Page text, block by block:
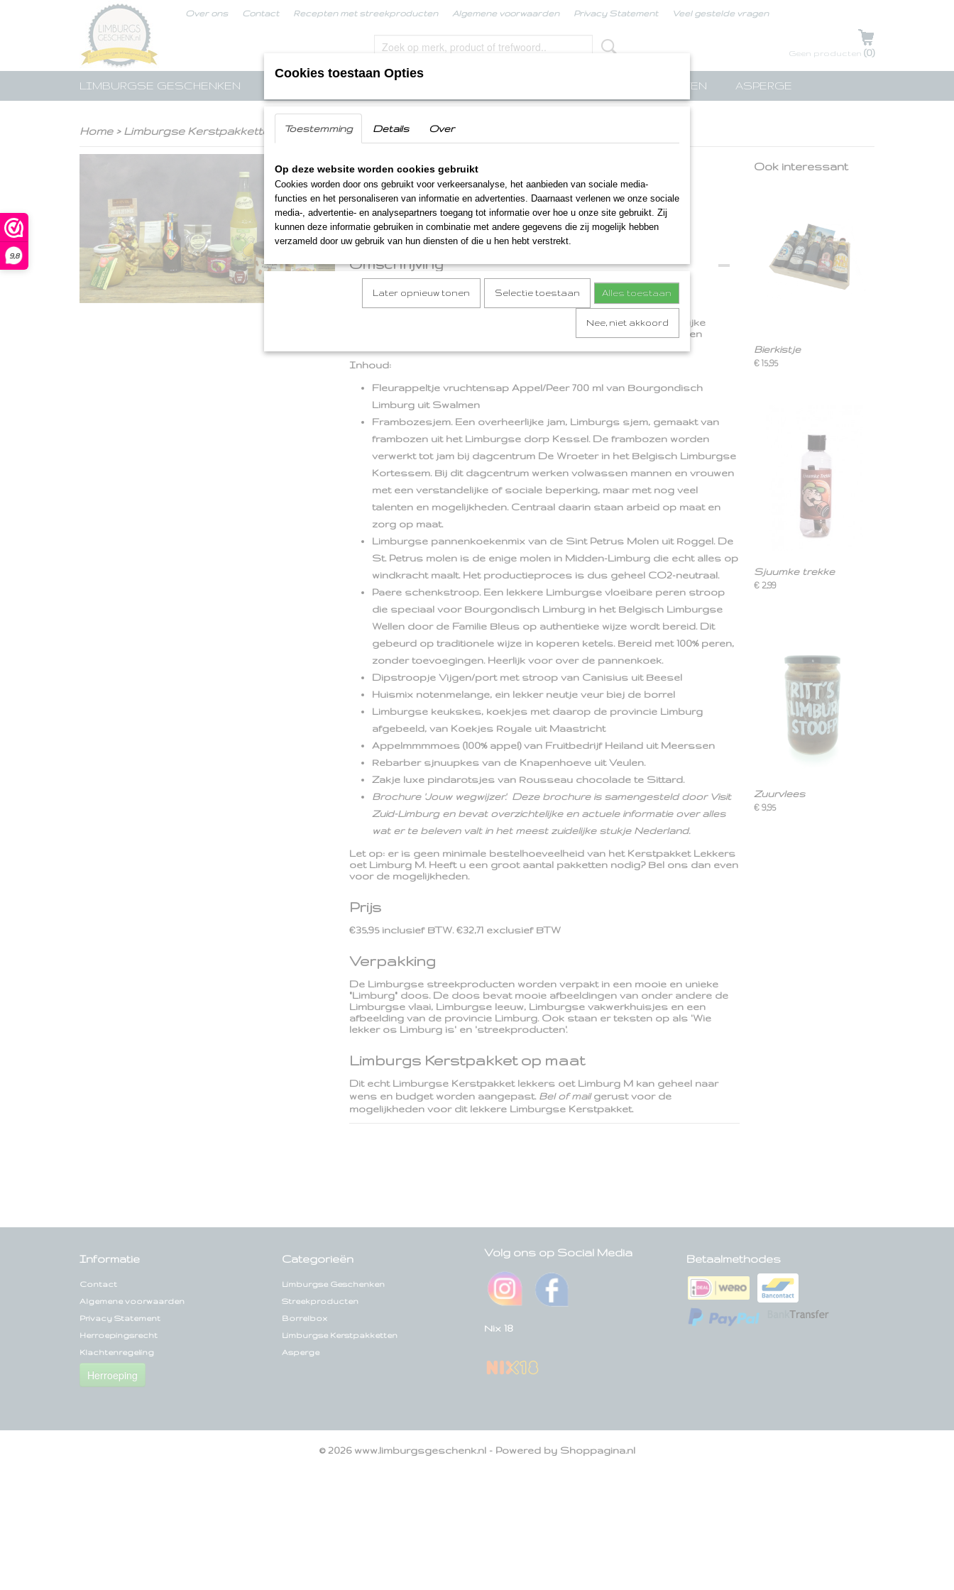
9,8
Over ons Contact Recepten met streekproducten Algemene voorwaarden Privacy Statement Veel gestelde vragen
UW WINKELWAGEN
Geen producten (0)
LIMBURGSE GESCHENKEN LIMBURGSE KERSTPAKKETTEN ASPERGE
Home> Limburgse Kerstpakketten Lekkers oet Limburg M
Lekkers oet Limburg M
€ 35,90 (inclusief btw 9%)
Op voorraad
Omschrijving
Lekkers oet Limburg M
Dit unieke Kerstpakket Lekkers oet Limburg M zit boordevol heerlijke
Limburgse streekproducten. Lekkere Limburgse producten met een
Inhoud:
Fleurappeltje vruchtensap Appel/Peer 700 ml van Bourgondisch
Limburg uit Swalmen
Frambozesjem. Een overheerlijke jam, Limburgs sjem, gemaakt van
frambozen uit het Limburgse dorp Kessel. De frambozen worden
verwerkt tot jam bij dagcentrum De Wroeter in het Belgisch Limburgse
Kortessem. Bij dit dagcentrum werken volwassen mannen en vrouwen
met een verstandelijke of sociale beperking, maar met nog veel
talenten en mogelijkheden. Centraal daarin staan arbeid op maat en
zorg op maat.
Limburgse pannenkoekenmix van de Sint Petrus Molen uit Roggel. De
St. Petrus molen is de enige molen in Midden-Limburg die echt alles op
windkracht maalt. Het productieproces is dus geheel CO2-neutraal.
Paere schenkstroop. Een lekkere Limburgse vloeibare peren stroop
die speciaal voor Bourgondisch Limburg in het Belgisch Limburgse
Wellen door de Familie Bleus op authentieke wijze wordt bereid. Dit
gebeurd op traditionele wijze in koperen ketels. Bereid met 100% peren,
zonder toevoegingen. Heerlijk voor over de pannenkoek.
Dipstroopje Vijgen/port met stroop van Canisius uit Beesel
Huismix notenmelange, ein lekker neutje veur biej de borrel
Limburgse keukskes, koekjes met daarop de provincie Limburg
afgebeeld, van Koekjes Royale uit Maastricht
Appelmmmmoes (100% appel) van Fruitbedrijf Heiland uit Meerssen
Rebarber sjnuupkes van de Knapenhoeve uit Veulen.
Zakje luxe pindarotsjes van Rousseau chocolade te Sittard.
Brochure 'Jouw wegwijzer'. Deze brochure is samengesteld door Visit
Zuid-Limburg en bevat overzichtelijke en actuele informatie over alles
wat er te beleven valt in het meest zuidelijke stukje Nederland.
Let op: er is geen minimale bestelhoeveelheid van het Kerstpakket Lekkers
oet Limburg M. Heeft u een groot aantal pakketten nodig? Bel ons dan even
voor de mogelijkheden.
Prijs
€35,95 inclusief BTW. €32,71 exclusief BTW
Verpakking
De Limburgse streekproducten worden verpakt in een mooie en unieke
"Limburg" doos. De doos bevat mooie afbeeldingen van onder andere de
Limburgse vlaai, Limburgse leeuw, Limburgse vakwerkhuisjes en een
afbeelding van de provincie Limburg. Ook staan er teksten op als 'Wie
lekker os Limburg is' en 'streekproducten'.
Limburgs Kerstpakket op maat
Dit echt Limburgse Kerstpakket lekkers oet Limburg M kan geheel naar
wens en budget worden aangepast. Bel of mailgerust voor de
mogelijkheden voor dit lekkere Limburgse Kerstpakket.
Ook interessant
Bierkistje
€ 15,95
Sjuumke trekke
€ 2,99
Zuurvlees
€ 9,95
Informatie
Contact
Algemene voorwaarden
Privacy Statement
Herroepingsrecht
Klachtenregeling
Herroeping
Categorieën
Limburgse Geschenken
Streekproducten
Borrelbox
Limburgse Kerstpakketten
Asperge
Volg ons op Social Media
Nix 18
Betaalmethodes
© 2026 www.limburgsgeschenk.nl - Powered by Shoppagina.nl
Cookies toestaan Opties
Toestemming Details Over
Op deze website worden cookies gebruikt
Cookies worden door ons gebruikt voor verkeersanalyse, het aanbieden van sociale media-
functies en het personaliseren van informatie en advertenties. Daarnaast verlenen we onze sociale
media-, advertentie- en analysepartners toegang tot informatie over hoe u onze site gebruikt. Zij
kunnen deze informatie gebruiken in combinatie met andere gegevens die zij mogelijk hebben
verzameld door uw gebruik van hun diensten of die u hen hebt verstrekt.
Later opnieuw tonen Selectie toestaan Alles toestaan
Nee, niet akkoord